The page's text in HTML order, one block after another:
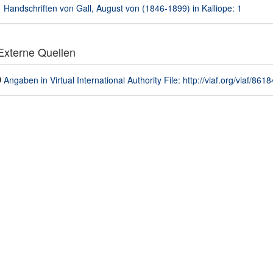
Handschriften von Gall, August von (1846-1899) in Kalliope: 1
Quellen
Angaben in Virtual International Authority File: http://viaf.org/viaf/